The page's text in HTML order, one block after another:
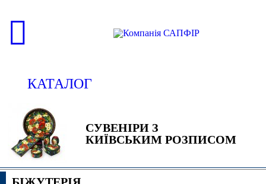
КАТАЛОГ
СУВЕНІРИ З
КИЇВСЬКИМ РОЗПИСОМ